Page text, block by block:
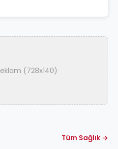
(728x140)
Tüm Sağlık →